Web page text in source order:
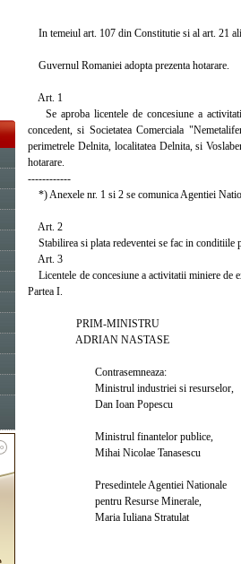
In temeiul art. 107 din Constitutie si al art. 21
Guvernul Romaniei adopta prezenta hotarare.
Art. 1
Se aproba licentele de concesiune a
concedent, si Societatea Comerciala
perimetrele Delnita, localitatea Delnita, si
hotarare.
------------
*) Anexele nr. 1 si 2 se comunica Agentiei
Art. 2
Stabilirea si plata redeventei se fac in conditiile
Art. 3
Licentele de concesiune a activitatii miniere de
Partea I.
PRIM-MINISTRU
ADRIAN NASTASE
Contrasemneaza:
Ministrul industriei si resurselor,
Dan Ioan Popescu
Ministrul finantelor publice,
Mihai Nicolae Tanasescu
Presedintele Agentiei Nationale
pentru Resurse Minerale,
Maria Iuliana Stratulat